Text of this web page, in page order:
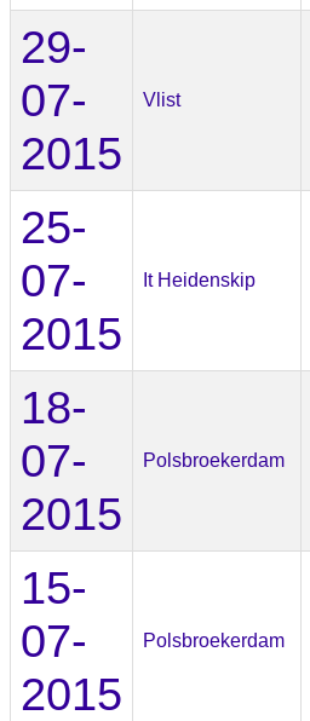
29-
07-
2015
Vlist
25-
07-
2015
It Heidenskip
18-
07-
2015
Polsbroekerdam
15-
07-
2015
Polsbroekerdam